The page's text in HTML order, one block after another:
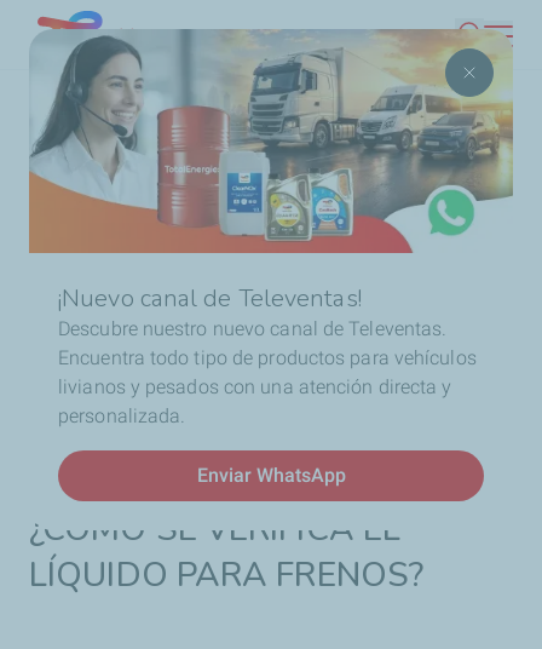
Pasar
al
contenido
principal
¡Nuevo canal de Televentas!
Descubre nuestro nuevo canal de Televentas.
Encuentra todo tipo de productos para vehículos
livianos y pesados con una atención directa y
personalizada.
Enviar WhatsApp
Chile
Buscar
Ruta
de
navegación
Inicio Consejos & Tips
Refrigerantes y especialidades
¿Cómo puedo verificar el líquido para frenos?
¿Cómo revisar el líquido de
frenos?
¿CÓMO SE VERIFICA EL
LÍQUIDO PARA FRENOS?